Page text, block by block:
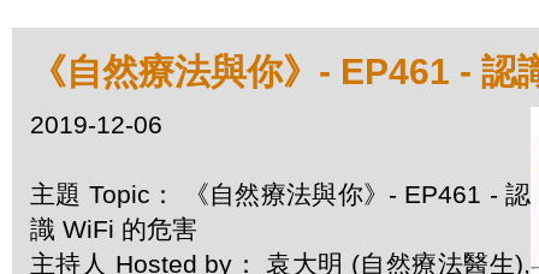
《自然療法與你》- EP461 - 認
2019-12-06
主題 Topic： 《自然療法與你》- EP461 - 認
識 WiFi 的危害
主持人 Hosted by： 袁大明 (自然療法醫生),